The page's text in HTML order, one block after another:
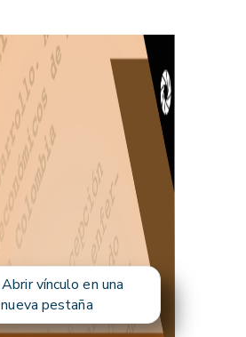
Abrir vínculo en una
nueva pestaña